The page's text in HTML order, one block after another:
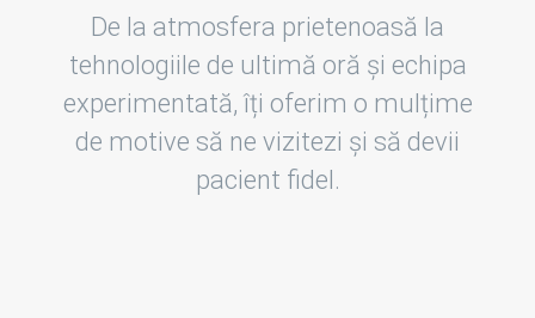
De la atmosfera prietenoasă la
tehnologiile de ultimă oră și echipa
experimentată, îți oferim o mulțime
de motive să ne vizitezi și să devii
pacient fidel.